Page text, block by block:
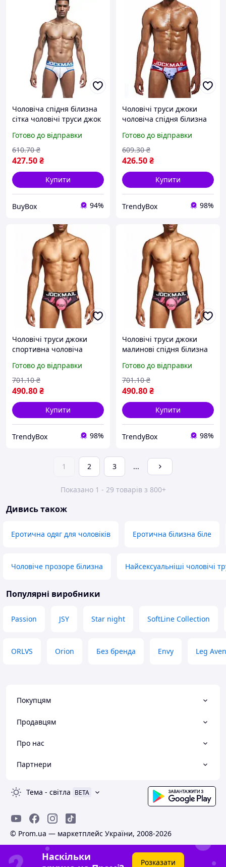
Чоловіча спідня білизна
сітка чоловічі труси джок
чоловіча білизна розмір
XL
Готово до відправки
427.50₴
610.70 ₴
Купити
BuyBox 94%
Чоловічі труси джоки
чоловіча спідня білизна
чоловіків сліпи для
спорту розмір XL box2
Готово до відправки
426.50₴
609.30 ₴
Купити
TrendyBox 98%
Чоловічі труси джоки
спортивна чоловіча
спорту зручні чоловічі
труси розмір XL box2
Готово до відправки
490.80₴
701.10 ₴
Купити
TrendyBox 98%
Чоловічі труси джоки
малинові спідня білизна
труси чоловічі спортивні
плавки M box2
Готово до відправки
490.80₴
701.10 ₴
Купити
TrendyBox 98%
1 2 3 ...
Показано 1 - 29 товарів з 800+
Дивись також
Еротична одяг для чоловіків Еротична білизна біле
Чоловіче прозоре білизна Найсексуальніші чоловічі
Популярні виробники
Passion JSY Star night SoftLine Collection
ORLVS Orion Без бренда Envy Leg
Покупцям
Продавцям
Про нас
Партнери
Тема - світла BETA
© Prom.ua — маркетплейс України, 2008-2026
Наскільки
Розказати